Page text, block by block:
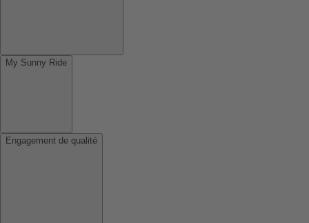
My Sunny Ride
Engagement de qualité